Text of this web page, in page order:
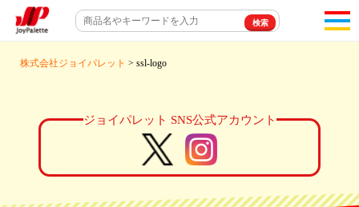
株式会社ジョイパレット > ssl-logo
ジョイパレット SNS公式アカウント